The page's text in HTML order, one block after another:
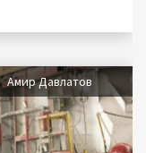
Амир Давлатов